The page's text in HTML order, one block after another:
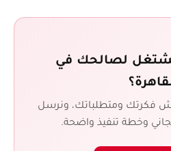
لصالحك في
فكرتك ومتطلباتك، ونرسل
وخطة تنفيذ واضحة.